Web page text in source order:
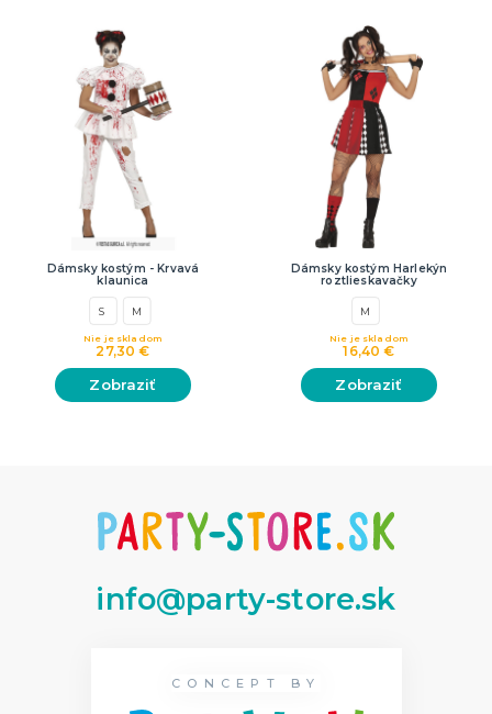
Dámsky kostým - Krvavá
klaunica
S M
27,30 €
Nie je skladom
Zobraziť
Dámsky kostým Harlekýn
roztlieskavačky
M
16,40 €
Nie je skladom
Zobraziť
info@party-store.sk
CONCEPT BY